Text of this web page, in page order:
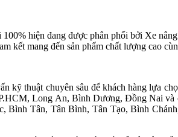
hiện đang được phân phối bởi Xe
kết mang đến sản phẩm chất lượng cao
kỹ thuật chuyên sâu để khách hàng lựa
Long An, Bình Dương, Đồng Nai
Bình Tân, Tân Bình, Tân Tạo, Bình